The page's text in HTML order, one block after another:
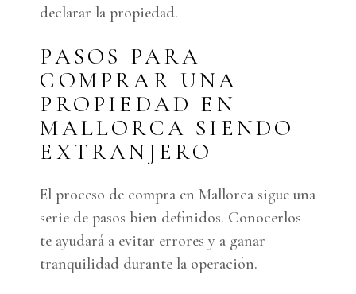
declarar la propiedad.
PASOS PARA
COMPRAR UNA
PROPIEDAD EN
MALLORCA SIENDO
EXTRANJERO
El proceso de compra en Mallorca sigue una
serie de pasos bien definidos. Conocerlos
te ayudará a evitar errores y a ganar
tranquilidad durante la operación.